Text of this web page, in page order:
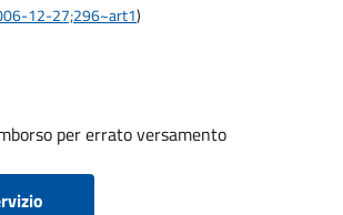
12-27;296~art1)
per errato versamento